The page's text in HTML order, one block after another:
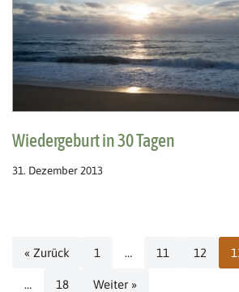
Wiedergeburt in 30 Tagen
31. Dezember 2013
« Zurück 1 … 11 12
… 18 Weiter »